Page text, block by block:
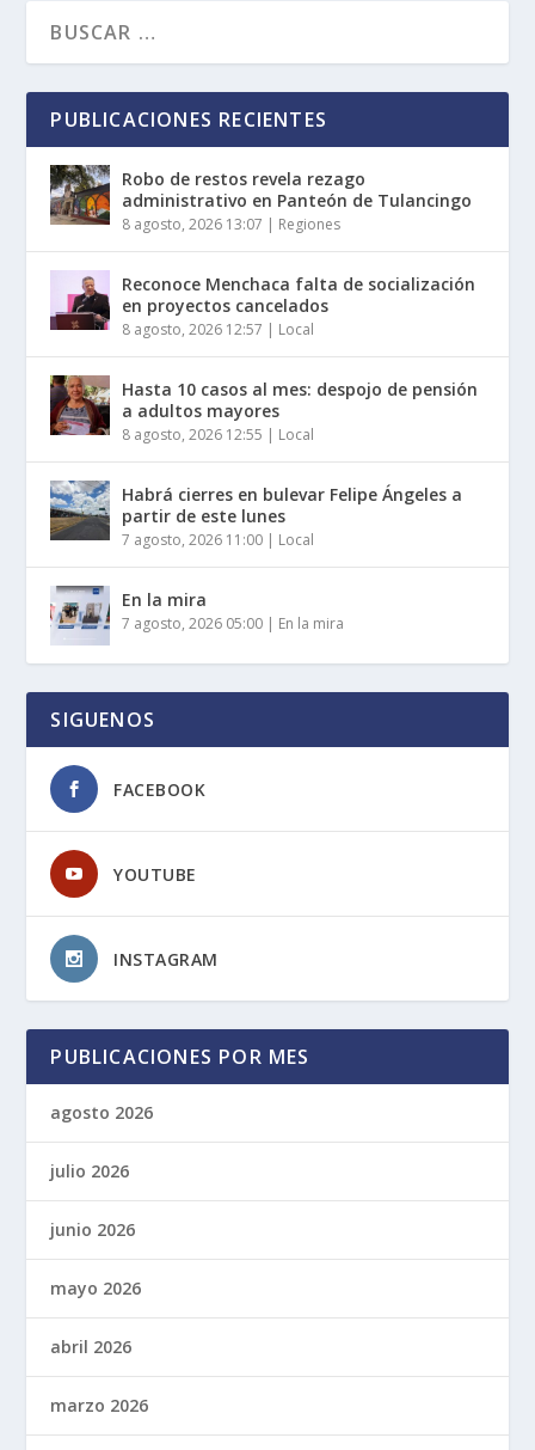
PUBLICACIONES RECIENTES
Robo de restos revela rezago
administrativo en Panteón de Tulancingo
8 agosto, 2026 13:07 | Regiones
Reconoce Menchaca falta de socialización
en proyectos cancelados
8 agosto, 2026 12:57 | Local
Hasta 10 casos al mes: despojo de pensión
a adultos mayores
8 agosto, 2026 12:55 | Local
Habrá cierres en bulevar Felipe Ángeles a
partir de este lunes
7 agosto, 2026 11:00 | Local
En la mira
7 agosto, 2026 05:00 | En la mira
SIGUENOS
FACEBOOK
YOUTUBE
INSTAGRAM
PUBLICACIONES POR MES
agosto 2026
julio 2026
junio 2026
mayo 2026
abril 2026
marzo 2026